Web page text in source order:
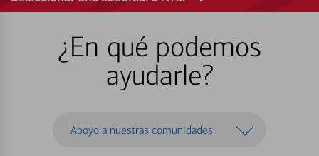
¿En qué podemos
ayudarle?
Apoyo a nuestras comunidades